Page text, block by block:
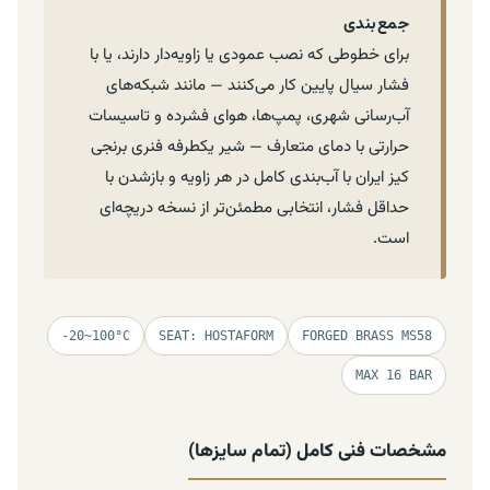
جمع‌بندی
برای خطوطی که نصب عمودی یا زاویه‌دار دارند، یا با
فشار سیال پایین کار می‌کنند — مانند شبکه‌های
آب‌رسانی شهری، پمپ‌ها، هوای فشرده و تاسیسات
حرارتی با دمای متعارف — شیر یکطرفه فنری برنجی
کیز ایران با آب‌بندی کامل در هر زاویه و بازشدن با
حداقل فشار، انتخابی مطمئن‌تر از نسخه دریچه‌ای
است.
FORGED BRASS MS58
SEAT: HOSTAFORM
-20~100°C
MAX 16 BAR
مشخصات فنی کامل (تمام سایزها)